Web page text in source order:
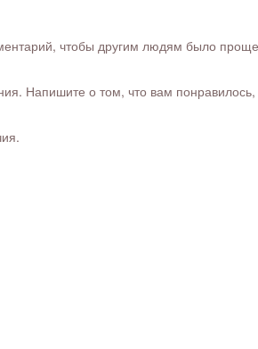
чтобы другим людям было
Напишите о том, что вам